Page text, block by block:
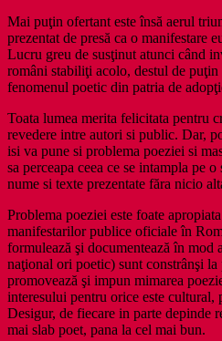
Mai puţin ofertant este însă aerul
prezentat de presă ca o manifestare
Lucru greu de susţinut atunci când
români stabiliţi acolo, destul de
fenomenul poetic din patria de
Toata lumea merita felicitata pentru
revedere intre autori si public. Dar,
isi va pune si problema poeziei si
sa perceapa ceea ce se intampla pe
nume si texte prezentate făra nicio
Problema poeziei este foate
manifestarilor publice oficiale în
formulează şi documentează în mod
naţional ori poetic) sunt constrânşi la
promovează şi impun mimarea
interesului pentru orice este
Desigur, de fiecare in parte depinde
mai slab poet, pana la cel mai bun.